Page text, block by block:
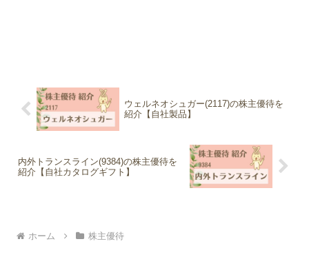
ウェルネオシュガー(2117)の株主優待を
紹介【自社製品】
内外トランスライン(9384)の株主優待を
紹介【自社カタログギフト】
ホーム 株主優待